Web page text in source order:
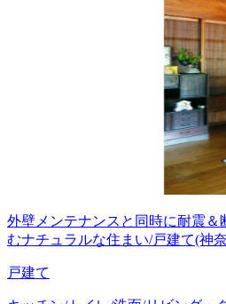
外壁メンテナンスと同時に耐震
むナチュラルな住まい/戸建て(神
戸建て